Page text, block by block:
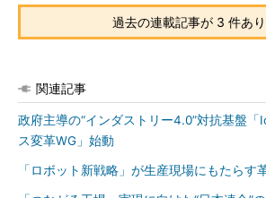
過去の連載記事が 3 件あ
関連記事
政府主導の“インダストリー4.0”対抗基盤「
ス変革WG」始動
「ロボット新戦略」が生産現場にもたらす